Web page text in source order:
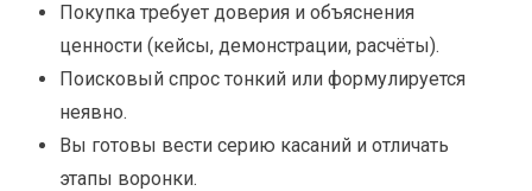
Покупка требует доверия и объяснения
ценности (кейсы, демонстрации, расчёты).
Поисковый спрос тонкий или формулируется
неявно.
Вы готовы вести серию касаний и отличать
этапы воронки.